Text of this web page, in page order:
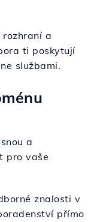
a
ti poskytují
službami.
a
pro vaše
znalosti v
přímo